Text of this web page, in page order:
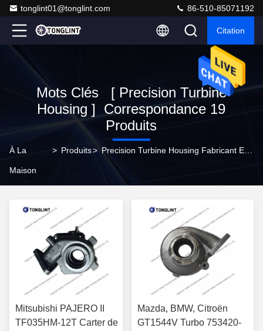
tonglint01@tonglint.com 86-510-85071192
Citation
Mots Clés [ Precision Turbine
Housing ] Correspondance 19
Produits
À La
Maison
> Produits> Precision Turbine Housing Fabricant En Ligne
Mitsubishi PAJERO II
TF035HM-12T Carter de
Mazda, BMW, Citroën
GT1544V Turbo 753420-